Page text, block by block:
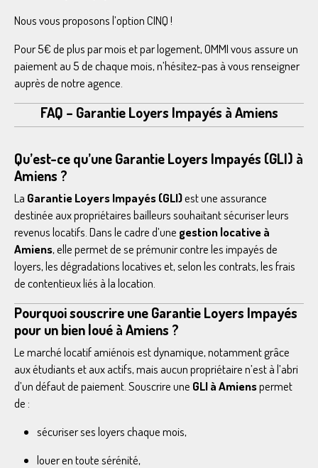
Nous vous proposons l’option CINQ !
Pour 5€ de plus par mois et par logement, OMMI vous assure un
paiement au 5 de chaque mois, n’hésitez-pas à vous renseigner
auprès de notre agence.
FAQ – Garantie Loyers Impayés à Amiens
Qu’est-ce qu’une Garantie Loyers Impayés (GLI) à
Amiens ?
La Garantie Loyers Impayés (GLI)est une assurance
destinée aux propriétaires bailleurs souhaitant sécuriser leurs
revenus locatifs. Dans le cadre d’une gestion locative à
Amiens, elle permet de se prémunir contre les impayés de
loyers, les dégradations locatives et, selon les contrats, les frais
de contentieux liés à la location.
Pourquoi souscrire une Garantie Loyers Impayés
pour un bien loué à Amiens ?
Le marché locatif amiénois est dynamique, notamment grâce
aux étudiants et aux actifs, mais aucun propriétaire n’est à l’abri
d’un défaut de paiement. Souscrire une GLI à Amienspermet
de :
sécuriser ses loyers chaque mois,
louer en toute sérénité,